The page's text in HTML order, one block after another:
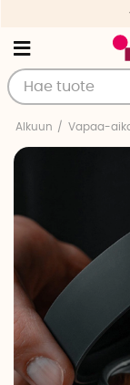
Alkuun Vapaa-